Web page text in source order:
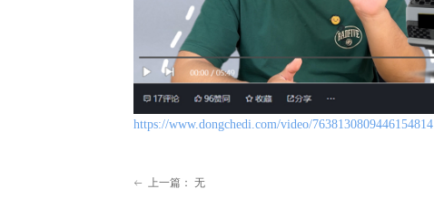
https://www.dongchedi.com/video/7638130809446154814
ꂃ 上一篇： 无